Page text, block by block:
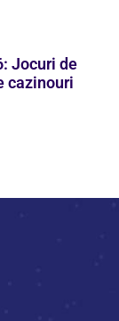
Jocuri de
cazinouri